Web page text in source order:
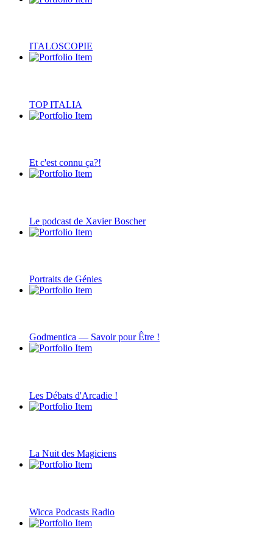
ITALOSCOPIE
TOP ITALIA
Et c'est connu ça?!
Le podcast de Xavier Boscher
Portraits de Génies
Godmentica — Savoir pour Être !
Les Débats d'Arcadie !
La Nuit des Magiciens
Wicca Podcasts Radio